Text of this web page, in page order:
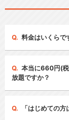
料金はいくらで
本当に660円(
放題ですか？
「はじめての